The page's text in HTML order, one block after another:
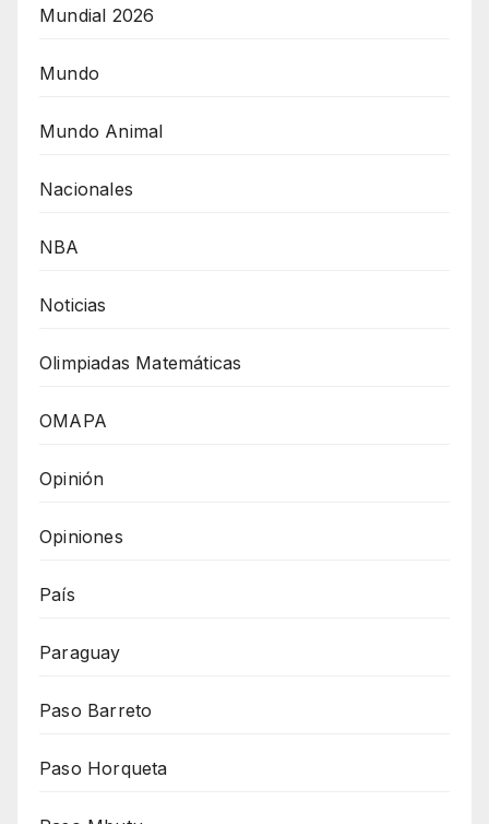
Mundial 2026
Mundo
Mundo Animal
Nacionales
NBA
Noticias
Olimpiadas Matemáticas
OMAPA
Opinión
Opiniones
País
Paraguay
Paso Barreto
Paso Horqueta